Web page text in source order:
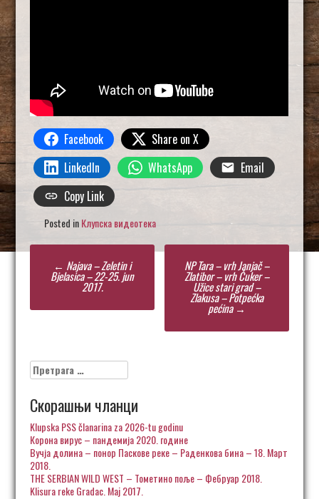
Facebook
Share on X
LinkedIn
WhatsApp
Email
Copy Link
Posted inКлупска видеотека
Post
navigation
← Najava – Zeletin i
Bjelasica – 22-25. jun
2017.
NP Tara – vrh Janjač –
Zlatibor – vrh Čuker –
Užice stari grad –
Zlakusa – Potpećka
pećina →
Претрага
за:
Скорашњи чланци
Klupska PSS članarina za 2026-tu godinu
Корона вирус – пандемија 2020. године
Вучја долина – понор Паскове реке – Раденкова бина – 18. Март
2018.
THE SERBIAN WILD WEST – Тометино поље – Фебруар 2018.
Klisura reke Gradac. Maj 2017.